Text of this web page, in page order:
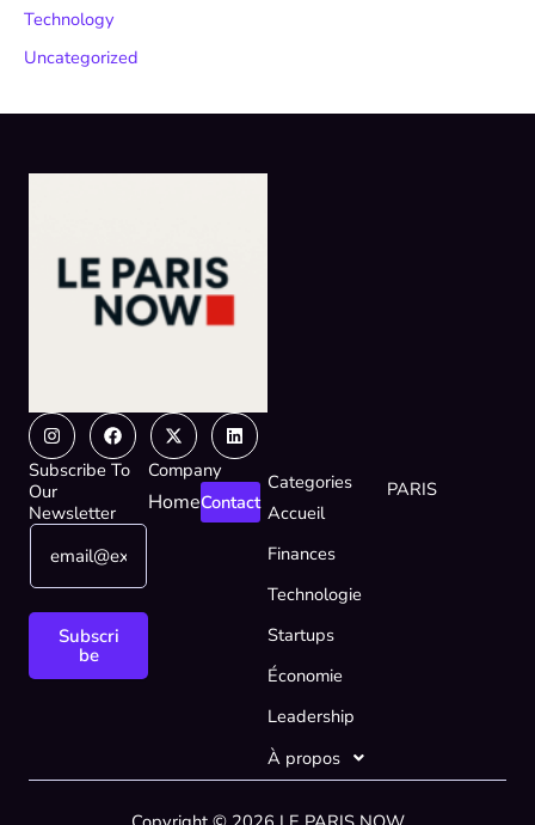
Technology
Uncategorized
InstagramFacebook
X-
twitter
Linkedin
Subscribe To
Our
Newsletter
E
a
i
m
E
E
a
Subscri
be
Company
HomeContact
Categories
Accueil
Finances
Technologie
Startups
Économie
Leadership
À propos
PARIS